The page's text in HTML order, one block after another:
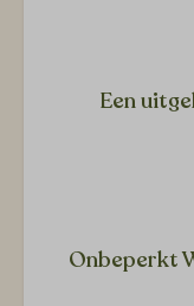
Badkamer:
Een
Onbeperkt